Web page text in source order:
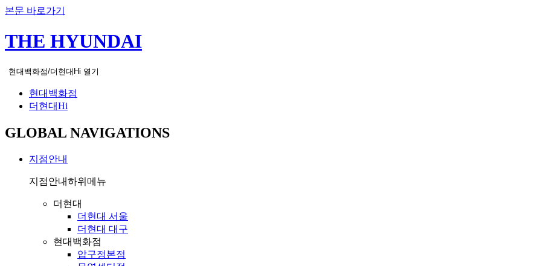
본문 바로가기
THE HYUNDAI
현대백화점/더현대Hi 열기
현대백화점
더현대Hi
GLOBAL NAVIGATIONS
지점안내
지점안내하위메뉴
더현대
더현대 서울
더현대 대구
현대백화점
압구정본점